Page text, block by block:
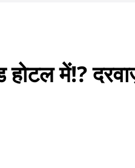
होटल में!?